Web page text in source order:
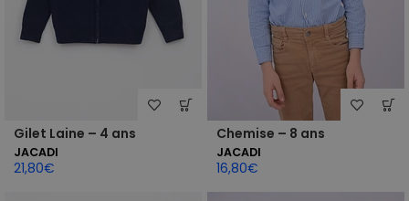
Gilet Laine – 4 ans
JACADI
21,80€
Chemise – 8 ans
JACADI
16,80€